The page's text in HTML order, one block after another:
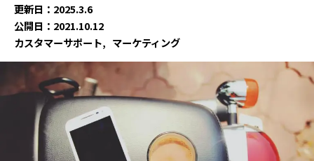
更新日：2025.3.6
公開日：2021.10.12
カスタマーサポート
マーケティング